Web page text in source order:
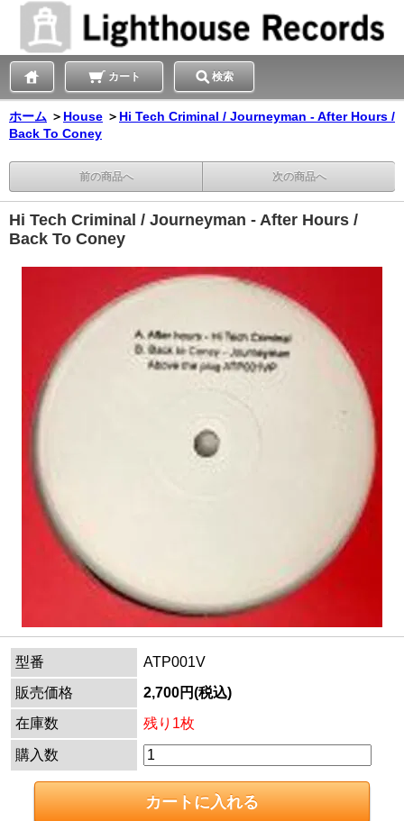
カート 検索
ホーム ＞ House ＞ Hi Tech Criminal / Journeyman - After Hours /
Back To Coney
前の商品へ 次の商品へ
Hi Tech Criminal / Journeyman - After Hours /
Back To Coney
型番
ATP001V
販売価格
2,700円(税込)
在庫数
残り1枚
購入数